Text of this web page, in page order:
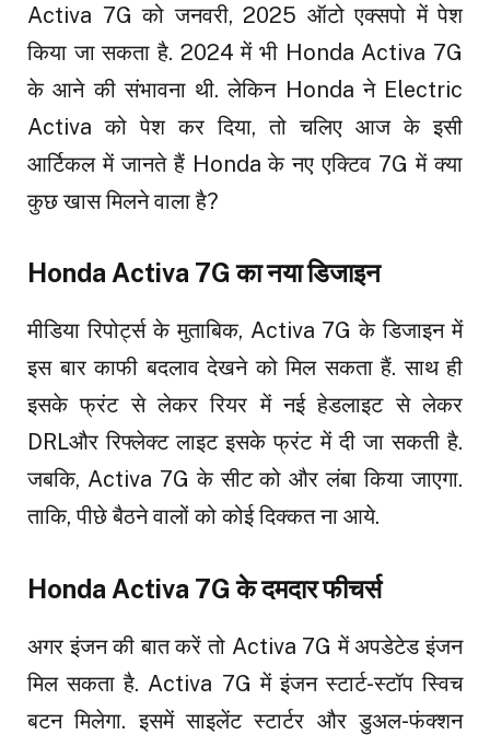
Activa 7G को जनवरी, 2025 ऑटो एक्सपो में पेश
किया जा सकता है. 2024 में भी Honda Activa 7G
के आने की संभावना थी. लेकिन Honda ने Electric
Activa को पेश कर दिया, तो चलिए आज के इसी
आर्टिकल में जानते हैं Honda के नए एक्टिव 7G में क्या
कुछ खास मिलने वाला है?
Honda Activa 7G का नया डिजाइन
मीडिया रिपोर्ट्स के मुताबिक, Activa 7G के डिजाइन में
इस बार काफी बदलाव देखने को मिल सकता हैं. साथ ही
इसके फ्रंट से लेकर रियर में नई हेडलाइट से लेकर
DRLऔर रिफ्लेक्ट लाइट इसके फ्रंट में दी जा सकती है.
जबकि, Activa 7G के सीट को और लंबा किया जाएगा.
ताकि, पीछे बैठने वालों को कोई दिक्कत ना आये.
Honda Activa 7G के दमदार फीचर्स
अगर इंजन की बात करें तो Activa 7G में अपडेटेड इंजन
मिल सकता है. Activa 7G में इंजन स्टार्ट-स्टॉप स्विच
बटन मिलेगा. इसमें साइलेंट स्टार्टर और डुअल-फंक्शन